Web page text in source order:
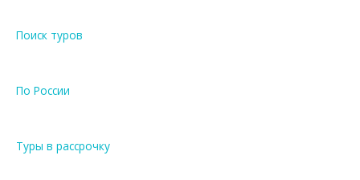
Поиск туров
По России
Туры в рассрочку